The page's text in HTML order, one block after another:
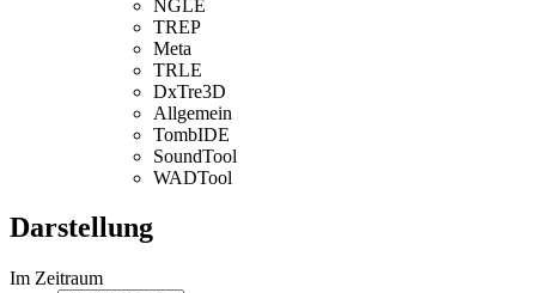
NGLE
TREP
Meta
TRLE
DxTre3D
Allgemein
TombIDE
SoundTool
WADTool
Darstellung
Im Zeitraum